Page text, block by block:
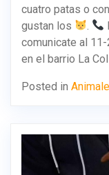
cuatro patas o
gustan los
comunicate al
en el barrio La
Posted in